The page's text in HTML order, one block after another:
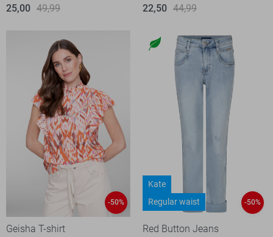
25,00 49,99
22,50 44,99
-50%
Geisha T-shirt
Kate
Regular waist
-50%
Red Button Jeans